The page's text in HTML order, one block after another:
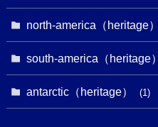
(7)
(62)
(2)
(1)
(1)
(18)
(1)
(2)
(3)
north-america（heritage）
(1)
(1)
south-america（heritage
(1)
antarctic（heritage） (1)